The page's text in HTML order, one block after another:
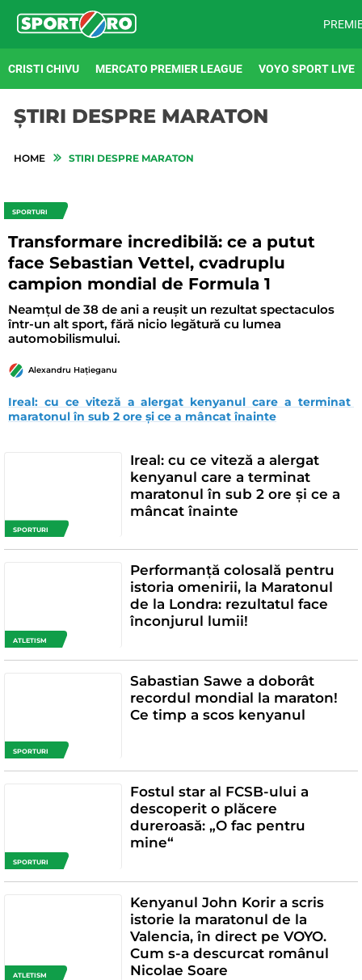
CRISTI CHIVU MERCATO PREMIER LEAGUE VOYO SPORT LIVE
ȘTIRI DESPRE MARATON
HOME STIRI DESPRE MARATON
SPORTURI
Transformare incredibilă: ce a putut
face Sebastian Vettel, cvadruplu
campion mondial de Formula 1
Neamțul de 38 de ani a reușit un rezultat spectaculos
într-un alt sport, fără nicio legătură cu lumea
automobilismului.
Alexandru Hațieganu
Ireal: cu ce viteză a alergat kenyanul care a terminat
maratonul în sub 2 ore și ce a mâncat înainte
SPORTURI
Ireal: cu ce viteză a alergat
kenyanul care a terminat
maratonul în sub 2 ore și ce a
mâncat înainte
ATLETISM
Performanță colosală pentru
istoria omenirii, la Maratonul
de la Londra: rezultatul face
înconjurul lumii!
SPORTURI
Sabastian Sawe a doborât
recordul mondial la maraton!
Ce timp a scos kenyanul
SPORTURI
Fostul star al FCSB-ului a
descoperit o plăcere
dureroasă: „O fac pentru
mine“
ATLETISM
Kenyanul John Korir a scris
istorie la maratonul de la
Valencia, în direct pe VOYO.
Cum s-a descurcat românul
Nicolae Soare